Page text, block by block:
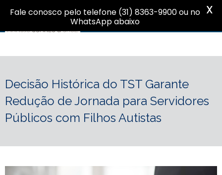
Decisão Histórica do TST Garante
Redução de Jornada para Servidores
Públicos com Filhos Autistas
Fale conosco pelo telefone (31) 8363-9900 ou no
WhatsApp abaixo
X